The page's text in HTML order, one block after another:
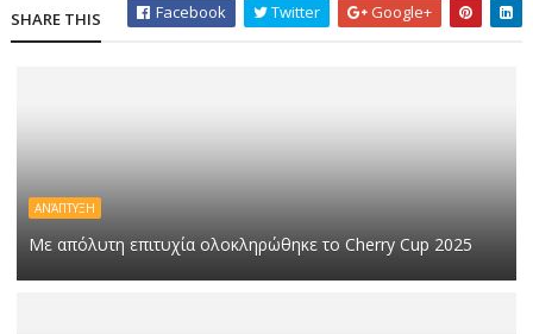
SHARE THIS Facebook Twitter Google+
ΑΝΆΠΤΥΞΗ
Με απόλυτη επιτυχία ολοκληρώθηκε το Cherry Cup 2025